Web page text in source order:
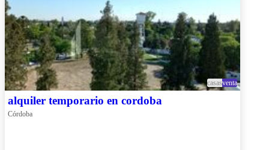
casasventa
alquiler temporario en cordoba
Córdoba